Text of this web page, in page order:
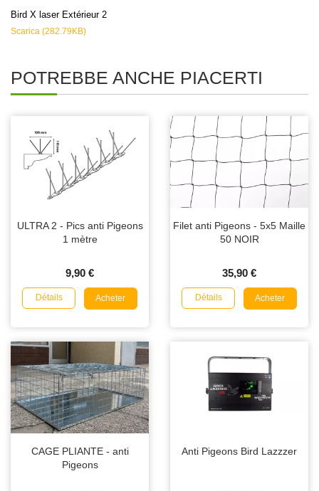
Bird X laser Extérieur 2
Scarica (282.79KB)
POTREBBE ANCHE PIACERTI
ULTRA 2 - Pics anti Pigeons
1 mètre
9,90 €
Détails Acheter
Filet anti Pigeons - 5x5 Maille
50 NOIR
35,90 €
Détails Acheter
CAGE PLIANTE - anti
Pigeons
Anti Pigeons Bird Lazzzer